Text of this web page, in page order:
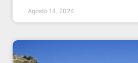
Agosto 14, 2024